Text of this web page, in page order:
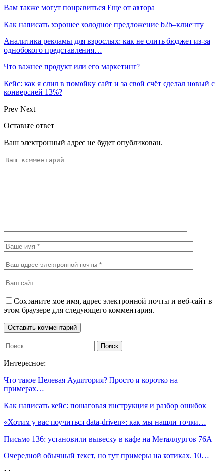
Вам также могут понравиться Еще от автора
Как написать хорошее холодное предложение b2b–клиенту
Аналитика рекламы для взрослых: как не слить бюджет из-за
однобокого представления…
Что важнее продукт или его маркетинг?
Кейс: как я слил в помойку сайт и за свой счёт сделал новый с
конверсией 13%?
Prev Next
Оставьте ответ
Ваш электронный адрес не будет опубликован.
Сохраните мое имя, адрес электронной почты и веб-сайт в
этом браузере для следующего комментария.
Интересное:
Что такое Целевая Аудитория? Просто и коротко на
примерах…
Как написать кейс: пошаговая инструкция и разбор ошибок
«Хотим у вас поучиться data-driven»: как мы нашли точки…
Письмо 136: установили вывеску в кафе на Металлургов 76А
Очередной обычный текст, но тут примеры на котиках. 10…